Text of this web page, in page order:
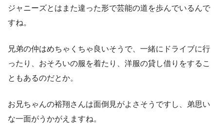
ジャニーズとはまた違った形で芸能の道を歩んでいるんで
すね。
兄弟の仲はめちゃくちゃ良いそうで、一緒にドライブに行
ったり、おそろいの服を着たり、洋服の貸し借りをするこ
ともあるのだとか。
お兄ちゃんの裕翔さんは面倒見がよさそうですし、弟思い
な一面がうかがえますね。